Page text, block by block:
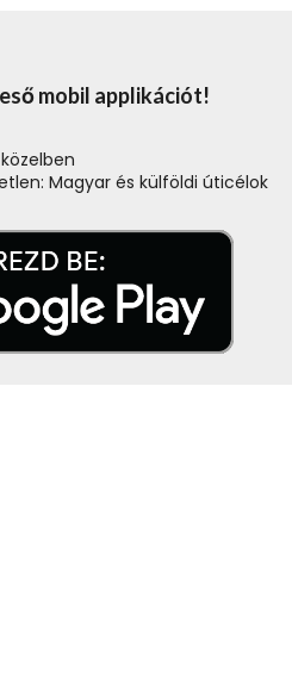
mobil applikációt!
Magyar és külföldi úticélok